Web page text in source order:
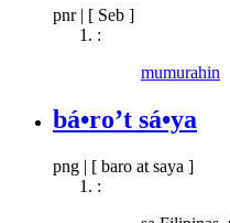
pnr | [ Seb ]
:
mumurahin
bá•ro’t sá•ya
png | [ baro at saya ]
: